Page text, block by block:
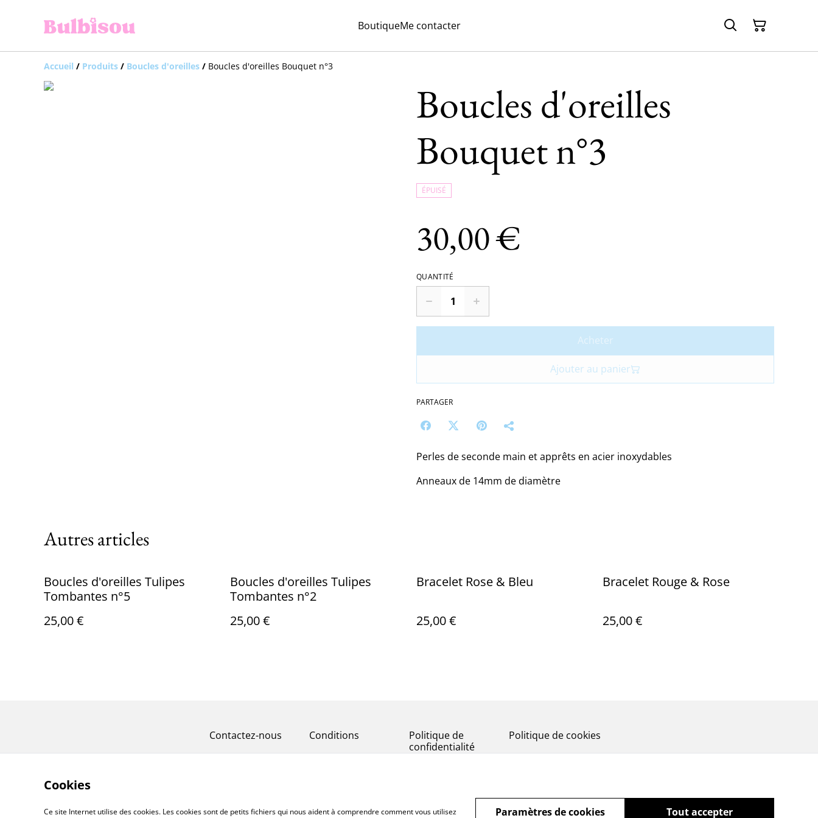
BoutiqueMe contacter
Accueil / Produits / Boucles d'oreilles / Boucles d'oreilles Bouquet n°3
Boucles d'oreilles
Bouquet n°3
ÉPUISÉ
30,00 €
QUANTITÉ
Acheter
Ajouter au panier
PARTAGER
Perles de seconde main et apprêts en acier inoxydables
Anneaux de 14mm de diamètre
Autres articles
Boucles d'oreilles Tulipes
Tombantes n°5
25,00 €
Boucles d'oreilles Tulipes
Tombantes n°2
25,00 €
Bracelet Rose & Bleu
25,00 €
Bracelet Rouge & Rose
25,00 €
Contactez-nous Conditions
Politique de
confidentialité
Politique de cookies
Cookies
Ce site Internet utilise des cookies. Les cookies sont de petits fichiers qui nous aident à comprendre comment vous utilisez
Tout accepter
Paramètres de cookies